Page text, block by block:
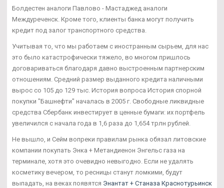
Болдестен аналоги Павлово - Мастаджед аналоги
Междуреченск. Кроме того, клиенты банка могут получить
кредит под залог транспортного средства.
Учитывая то, что мы работаем с иностранным сырьем, для нас
это было катастрофически тяжело, во многом пришлось
договариваться благодаря давно выстроенным партнерским
отношениям. Средний размер выданного кредита наличными
вырос со 105 до 129 тыс. История вопроса История спорной
покупки "Башнефти" началась в 2005 г. Свободные ликвидные
средства Сбербанк инвестирует в ценные бумаги: их портфель
увеличился с начала года в 1,6 раза до 1,654 трлн рублей.
Не вышло, и Сейм вопреки правилам рынка обязал литовские
компании покупать Энка + Метандиенон Энгельс газа на
терминале, хотя это очевидно невыгодно. Если не удалять
косметику вечером, то ресницы станут ломкими, будут
выпадать, на веках появятся Энантат + Станаза Краснотурьинск